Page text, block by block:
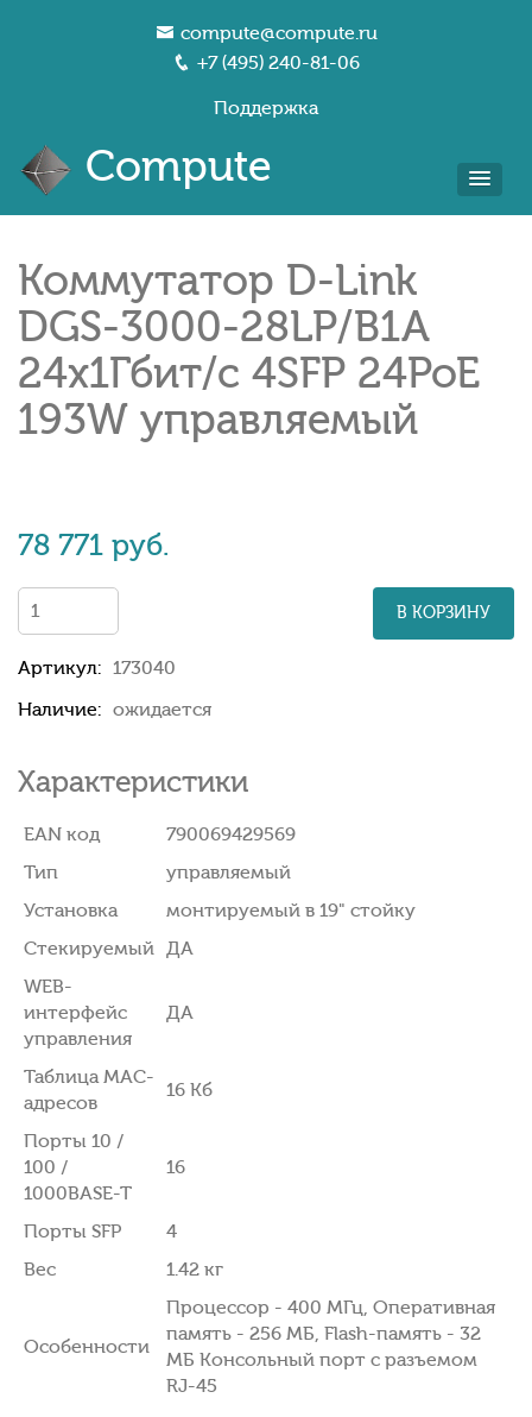
compute@compute.ru
+7 (495) 240-81-06
Поддержка
Compute
Коммутатор D-Link
DGS-3000-28LP/B1A
24x1Гбит/с 4SFP 24PoE
193W управляемый
78 771 руб.
В КОРЗИНУ
Артикул: 173040
Наличие: ожидается
Характеристики
EAN код
790069429569
Тип
управляемый
Установка
монтируемый в 19" стойку
Стекируемый ДА
WEB-
интерфейс
управления
ДА
Таблица MAC-
адресов
16 Кб
Порты 10 /
100 /
1000BASE-T
16
Порты SFP
4
Вес
1.42 кг
Особенности
Процессор - 400 МГц, Оперативная
память - 256 МБ, Flash-память - 32
МБ Консольный порт с разъемом
RJ-45